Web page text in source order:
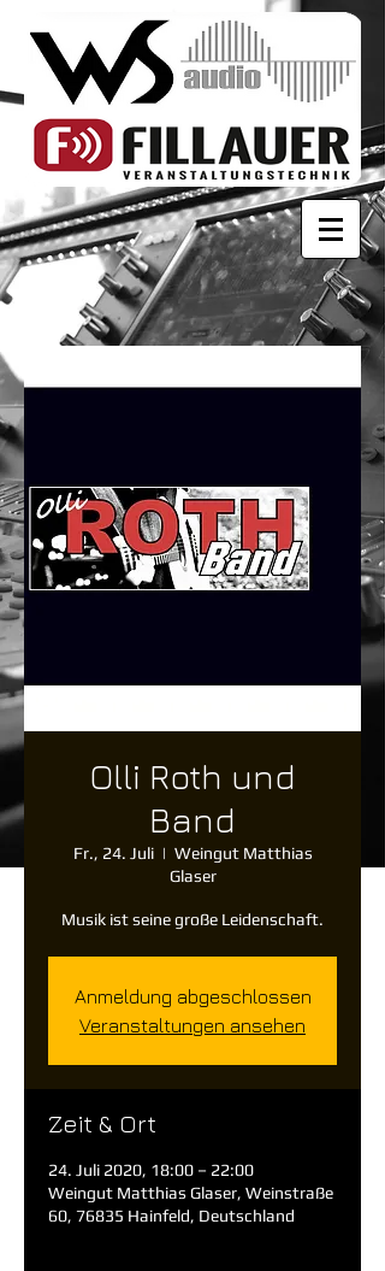
Olli Roth und
Band
Fr., 24. Juli
  |
Weingut Matthias
Glaser
Musik ist seine große Leidenschaft.
Anmeldung abgeschlossen
Veranstaltungen ansehen
Zeit & Ort
24. Juli 2020, 18:00 – 22:00
Weingut Matthias Glaser, Weinstraße
60, 76835 Hainfeld, Deutschland